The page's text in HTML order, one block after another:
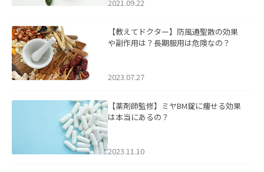
2021.09.22
【教えてドクター】防風通聖散の効果
や副作用は？長期服用は危険なの？
2023.07.27
【薬剤師監修】ミヤBM錠に痩せる効果
は本当にあるの？
2023.11.10